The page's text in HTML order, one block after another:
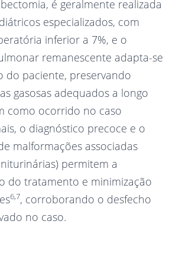
é geralmente realizada
especializados, com
inferior a 7%, e o
remanescente adapta-se
do paciente, preservando
gasosas adequados a longo
como ocorrido no caso
o diagnóstico precoce e o
malformações associadas
permitem a
do tratamento e minimização
6,7, corroborando o desfecho
no caso.